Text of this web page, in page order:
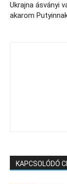
Ukrajna ásványi
akarom
KAPCSOLÓDÓ